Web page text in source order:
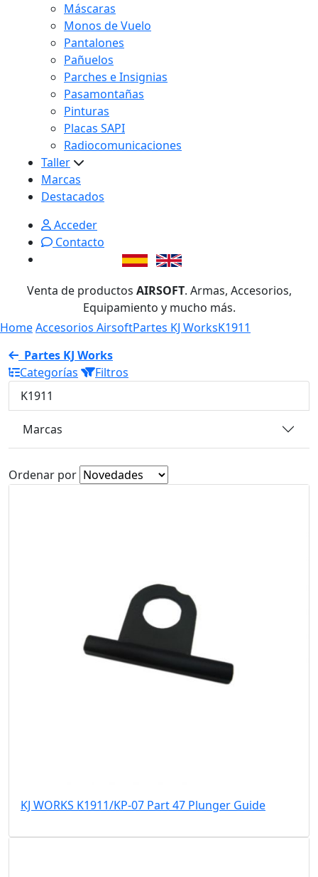
Máscaras
Monos de Vuelo
Pantalones
Pañuelos
Parches e Insignias
Pasamontañas
Pinturas
Placas SAPI
Radiocomunicaciones
Taller
Marcas
Destacados
Acceder
Contacto
Venta de productos AIRSOFT. Armas, Accesorios,
Equipamiento y mucho más.
HomeAccesorios AirsoftPartes KJ WorksK1911
Partes KJ Works
Categorías
Filtros
K1911
Marcas
Ordenar por
KJ WORKS K1911/KP-07 Part 47 Plunger Guide